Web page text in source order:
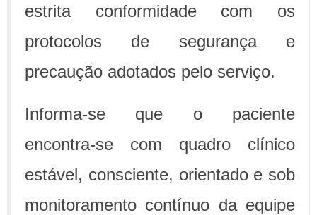
estrita conformidade com os
protocolos de segurança e
precaução adotados pelo serviço.
Informa-se que o paciente
encontra-se com quadro clínico
estável, consciente, orientado e sob
monitoramento contínuo da equipe